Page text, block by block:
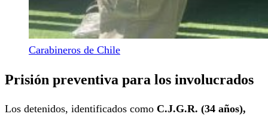
Carabineros de Chile
Prisión preventiva para los involucrados
Los detenidos, identificados como C.J.G.R. (34 años),